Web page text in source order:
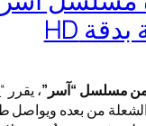
، يقرر
من بعده ويواصل